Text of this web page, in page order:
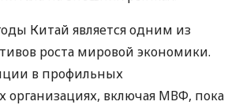
Китай является одним из
роста мировой экономики.
в профильных
включая МВФ, пока